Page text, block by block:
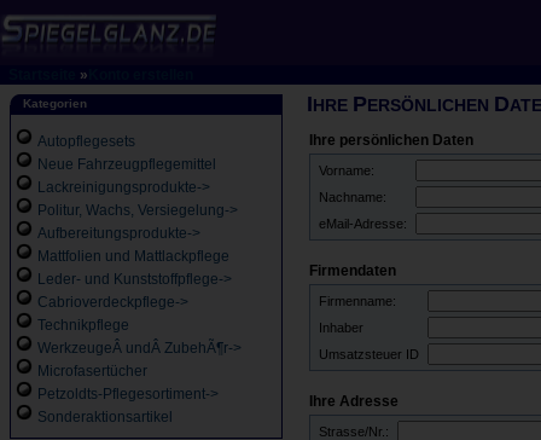
»
Kategorien
Autopflegesets
Neue Fahrzeugpflegemittel
Lackreinigungsprodukte->
Politur, Wachs, Versiegelung->
Aufbereitungsprodukte->
Mattfolien und Mattlackpflege
Leder- und Kunststoffpflege->
Cabrioverdeckpflege->
Technikpflege
WerkzeugeÂ undÂ ZubehÃ¶r->
Microfasertücher
Petzoldts-Pflegesortiment->
Sonderaktionsartikel
IHRE PERSÖNLICHEN D
Ihre persönlichen Daten
Vorname:
Nachname:
eMail-Adresse:
Firmendaten
Firmenname:
Inhaber
Umsatzsteuer ID
Ihre Adresse
Strasse/Nr.: